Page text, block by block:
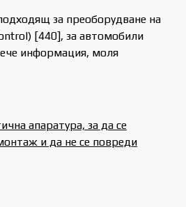
за преоборудване на
[440], за автомобили
информация, моля
апаратура, за да се
и да не се повреди